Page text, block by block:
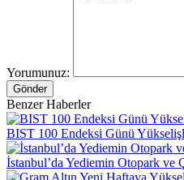
Yorumunuz:
Gönder
Benzer Haberler
BIST 100 Endeksi Günü
İstanbul’da Yediemin Otopark ve